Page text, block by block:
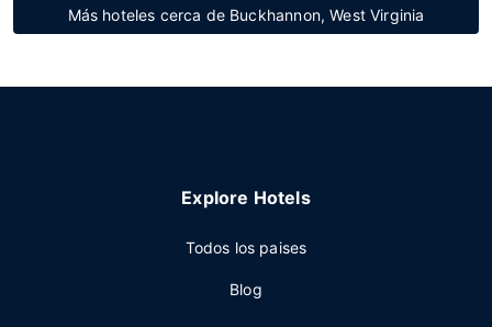
Más hoteles cerca de Buckhannon, West Virginia
Explore Hotels
Todos los paises
Blog